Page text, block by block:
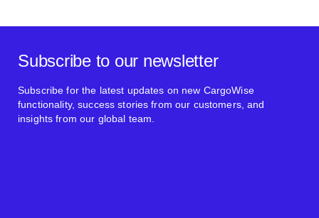
Subscribe to our newsletter
Subscribe for the latest updates on new CargoWise
functionality, success stories from our customers, and
insights from our global team.